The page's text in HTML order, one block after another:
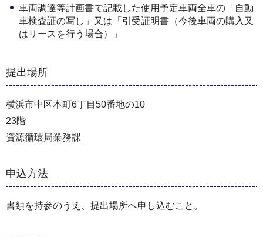
車両調達等計画書で記載した使用予定車両全車の「自動
車検査証の写し」又は「引受証明書（今後車両の購入又
はリースを行う場合）」
提出場所
横浜市中区本町6丁目50番地の10
23階
資源循環局業務課
申込方法
書類を持参のうえ、提出場所へ申し込むこと。